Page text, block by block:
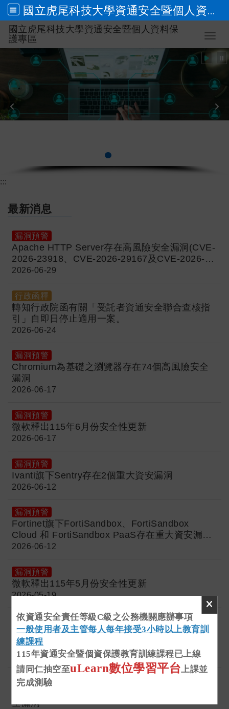
國立虎尾科技大學資通安全暨個人資料保護專區
跳到主要內容
國立虎尾科技大學資通安全暨個人資料保
護專區
依資通安全責任等級C級之公務機關應辦事項
一般使用者及主管每人每年接受3小時以上教育訓
練課程
115年資通安全暨個資保護教育訓練課程已上線
請同仁抽空至uLearn數位學習平台 上課並
完成測驗
:::
最新消息
漏洞預警
Apache HTTP Server存在高風險安全漏洞(CVE-
2026-23918、CVE-2026-29167及CVE-2026-
44631)
2026-06-29
行政函釋
轉知行政院函有關「受託者資通安全聯合查核指
引」自即日停止適用一案。
2026-06-24
漏洞預警
Chromium為基礎之瀏覽器存在74個高風險安全
漏洞
2026-06-17
漏洞預警
微軟釋出115年6月份安全性更新
2026-06-17
漏洞預警
Ivanti旗下Sentry存在2個重大資安漏洞
2026-06-12
漏洞預警
Fortinet旗下FortiSandbox、FortiSandbox
Cloud 和 FortiSandbox PaaS存在重大資安漏洞
(CVE-2026-25089)
2026-06-12
漏洞預警
微軟釋出115年5月份安全性更新
2026-05-19
漏洞預警
Canvas供應商Instructure遭駭客組織
ShinyHunters入侵
2026-05-12
漏洞預警
全漏洞